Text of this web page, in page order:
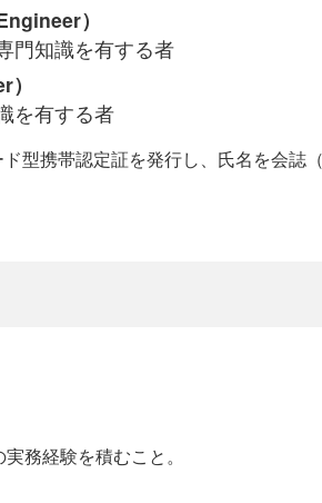
）
門知識を有する者
を有する者
型携帯認定証を発行し、氏名を会誌
務経験を積むこと。